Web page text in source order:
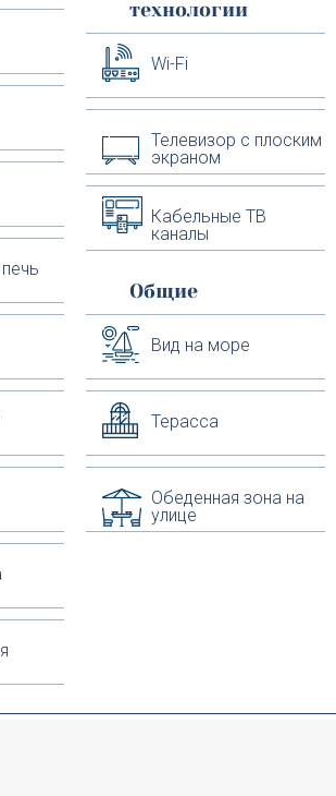
технологии
Wi-Fi
Телевизор с плоским
экраном
Кабельные ТВ
каналы
Общие
Вид на море
Терасса
Обеденная зона на
улице